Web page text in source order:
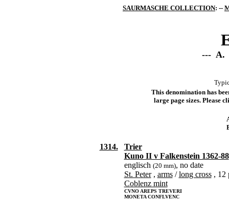
SAURMASCHE COLLECTION: --
--- A.
This denomination has
large page sizes. Please
1314.
Trier
Kuno II v Falkenstein 1362-88
englisch (20 mm), no date
St. Peter, arms/long cross, 12
Coblenz mint
CVNO AREPS TREVERI
MONETA CONFLVENC